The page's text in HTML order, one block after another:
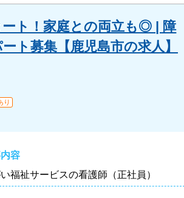
ト！家庭との両立も◎ | 障
ト募集【鹿児島市の求人】
り
容
福祉サービスの看護師（正社員）